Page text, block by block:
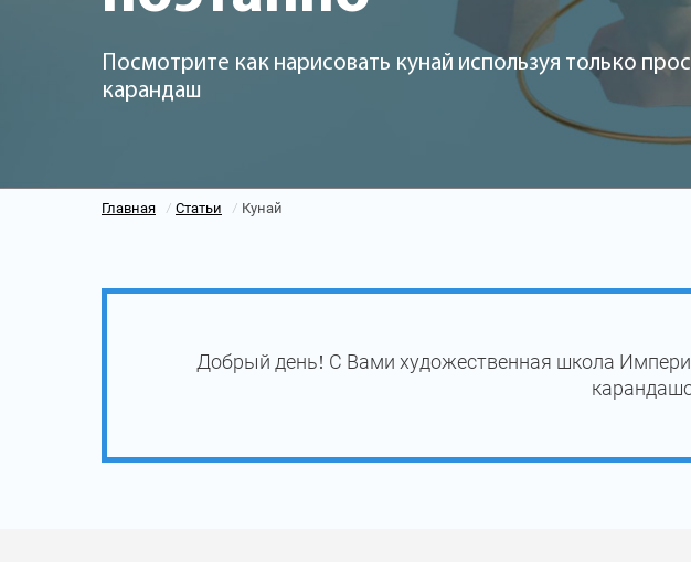
Посмотрите как нарисовать кунай используя только
карандаш
Главная / Статьи / Кунай
Добрый день! С Вами художественная школа